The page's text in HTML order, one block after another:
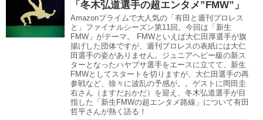
「冬木弘道選手の超エンタメ”FMW”」
Amazonプライムで大人気の「有田と週刊プロレス
と」ファイナルシーズン第11回。今回は「新生
FMW」がテーマ。 FMWといえば大仁田厚選手が旗
揚げした団体ですが、週刊プロレスの表紙には大仁
田選手の姿がありません。ジュニアヘビー級の新ス
ターとなったハヤブサ選手をエースに立てて、新生
FMWとしてスタートを切りますが、大仁田選手の再
参戦など、徐々に波乱の予感が。。ゲストに岡田圭
右さん（ますだおかだ）を迎え、冬木弘道選手が目
指した「新生FMWの超エンタメ路線」について有田
哲平さんが熱く語る！